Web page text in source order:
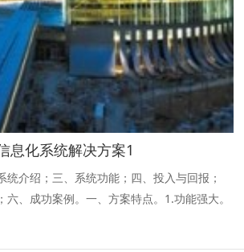
息化系统解决方案1
统介绍；三、系统功能；四、投入与回报；
六、成功案例。一、方案特点。1.功能强大。
端两部分，具有用户管理、统一计划、任务派